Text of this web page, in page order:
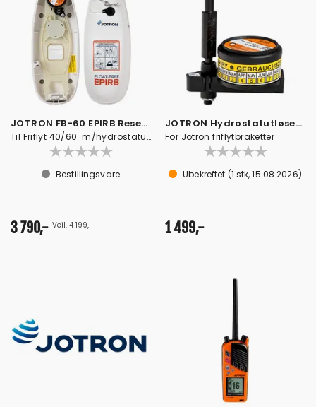
JOTRON FB-60 EPIRB Reservebrakett
Til Friflyt 40/60. m/hydrostatutløser
Bestillingsvare
3 790,- Veil. 4 199,-
JOTRON Hydrostatutløser Kit
For Jotron friflytbraketter
Ubekreftet (1 stk,15.08.2026)
1 499,-